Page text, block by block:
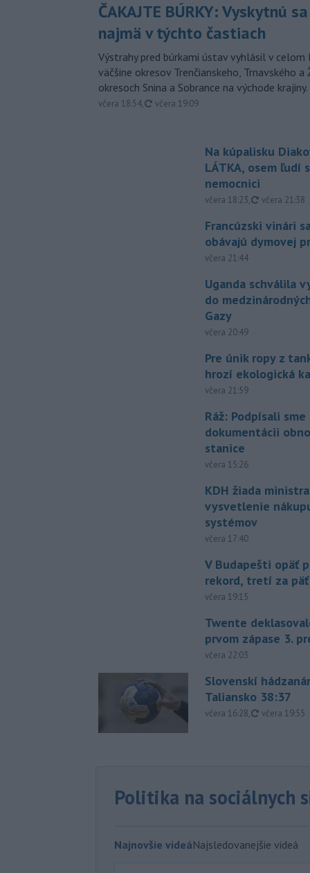
ČAKAJTE BÚRKY: Vyskytnú
najmä v týchto častiach
Výstrahy pred búrkami ústav vyhlásil v
väčšine okresov Trenčianskeho, Trnavského a
okresoch Snina a Sobrance na východe krajiny.
včera 18:54, aktualizované
včera 19:09
Na kúpalisku
LÁTKA, osem ľudí
nemocnici
včera 18:23, aktualizované
včera 21:38
Francúzski vinári
obávajú dymovej
včera 21:44
Uganda schválila
do
Gazy
včera 20:49
Pre únik ropy z
hrozí ekologická
včera 21:59
Ráž: Podpísali
dokumentácii
stanice
včera 15:26
KDH žiada
vysvetlenie
systémov
včera 17:40
V Budapešti opäť
rekord, tretí za
včera 19:15
Twente
prvom zápase 3.
včera 22:03
Slovenskí
Taliansko 38:37
včera 16:28, aktualizované
včera 19:55
Politika na sociálnych
Najnovšie videáNajsledovanejšie videá